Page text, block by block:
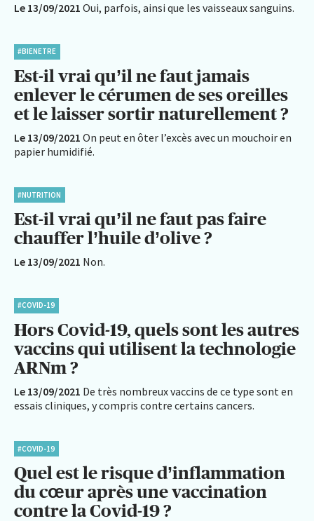
Le 13/09/2021 Oui, parfois, ainsi que les vaisseaux sanguins.
#BIENETRE
Est-il vrai qu’il ne faut jamais
enlever le cérumen de ses oreilles
et le laisser sortir naturellement ?
Le 13/09/2021 On peut en ôter l’excès avec un mouchoir en
papier humidifié.
#NUTRITION
Est-il vrai qu’il ne faut pas faire
chauffer l’huile d’olive ?
Le 13/09/2021 Non.
#COVID-19
Hors Covid-19, quels sont les autres
vaccins qui utilisent la technologie
ARNm ?
Le 13/09/2021 De très nombreux vaccins de ce type sont en
essais cliniques, y compris contre certains cancers.
#COVID-19
Quel est le risque d’inflammation
du cœur après une vaccination
contre la Covid-19 ?